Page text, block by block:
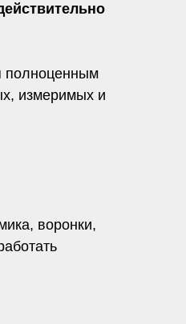
полноценным
измеримых и
воронки,